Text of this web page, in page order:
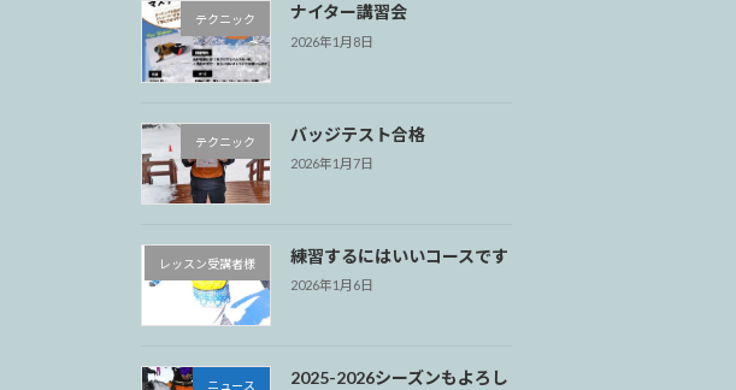
テクニック ナイター講習会
2026年1月8日
テクニック バッジテスト合格
2026年1月7日
レッスン受講者様 練習するにはいいコースです
2026年1月6日
ニュース
2025-2026シーズンもよろし